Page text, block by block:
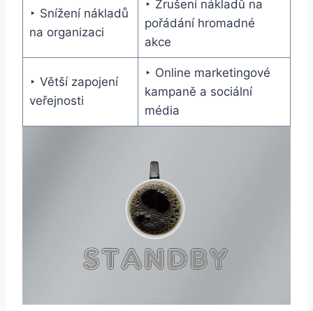
‣ Snížení nákladů
na organizaci
‣ Zrušení nákladů na
pořádání hromadné
akce
‣ Větší zapojení
veřejnosti
‣ Online marketingové
kampaně a sociální
média